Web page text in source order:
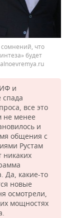
что
будет
и
спада
все это
не менее
и
общения с
Рустам
Да, какие-то
новые
осмотрели,
мощностях